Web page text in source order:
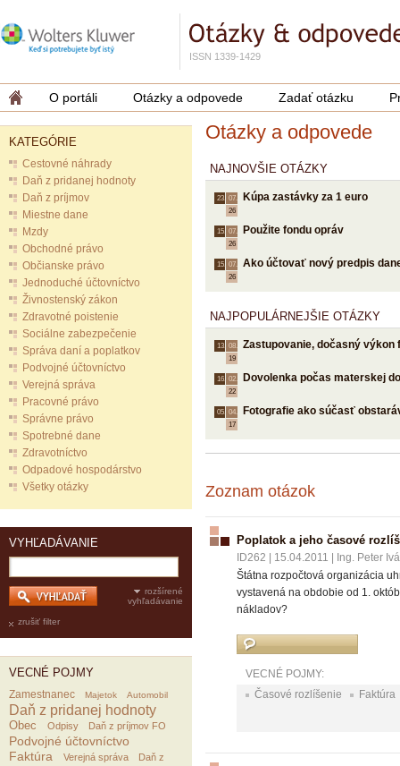
ISSN 1339-1429
O portáli Otázky a odpovede Zadať otázku
KATEGÓRIE
Cestovné náhrady
Daň z pridanej hodnoty
Daň z príjmov
Miestne dane
Mzdy
Obchodné právo
Občianske právo
Jednoduché účtovníctvo
Živnostenský zákon
Zdravotné poistenie
Sociálne zabezpečenie
Správa daní a poplatkov
Podvojné účtovníctvo
Verejná správa
Pracovné právo
Správne právo
Spotrebné dane
Zdravotníctvo
Odpadové hospodárstvo
Všetky otázky
VYHĽADÁVANIE
rozšírené
vyhľadávanie
zrušiť filter
VECNÉ POJMY
Zamestnanec Majetok Automobil
Daň z pridanej hodnoty
Obec Odpisy Daň z príjmov FO
Podvojné účtovníctvo
Faktúra
Verejná správa
Daň z
Otázky a odpovede
NAJNOVŠIE OTÁZKY
23. 07.
26
Kúpa zastávky za 1 euro
15. 07.
26
Použite fondu opráv
15. 07.
26
Ako účtovať nový predpis
NAJPOPULÁRNEJŠIE OTÁZKY
13. 08.
19
Zastupovanie, dočasný výkon
16. 02.
22
Dovolenka počas materskej
05. 04.
17
Fotografie ako súčasť
Zoznam otázok
Poplatok a jeho časové
ID262 15.04.2011
Ing. Peter
Štátna rozpočtová organizácia
vystavená na obdobie od 1.
nákladov?
VECNÉ POJMY:
Časové rozlíšenie
Faktúra